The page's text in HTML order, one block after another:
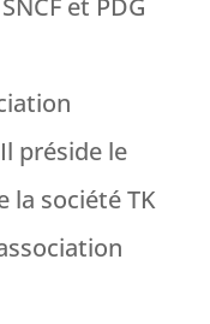
préside le
la société TK